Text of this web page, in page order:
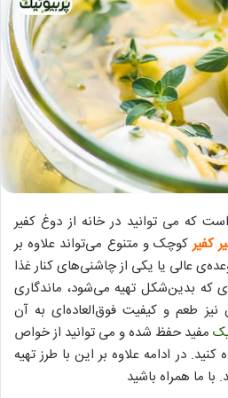
که می توانید در خانه از دوغ کفیر
کفیرکوچک و متنوع می‌تواند علاوه بر
عالی یا یکی از چاشنی‌های کنار غذا
که بدین‌شکل تهیه می‌شود، ماندگاری
طعم و کیفیت فوق‌العاده‌ای به آن
مفید حفظ شده و می توانید از خواص
در ادامه علاوه بر این با طرز تهیه
با ما همراه باشید